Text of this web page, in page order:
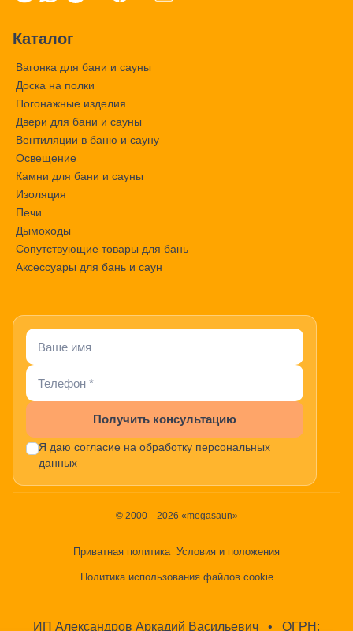
Каталог
Вагонка для бани и сауны
Доска на полки
Погонажные изделия
Двери для бани и сауны
Вентиляции в баню и сауну
Освещение
Камни для бани и сауны
Изоляция
Печи
Дымоходы
Сопутствующие товары для бань
Аксессуары для бань и саун
Получить консультацию
Я даю согласие на обработку персональных
данных
© 2000—2026 «megasaun»
Приватная политика Условия и положения
Политика использования файлов cookie
ИП Александров Аркадий Васильевич • ОГРН: